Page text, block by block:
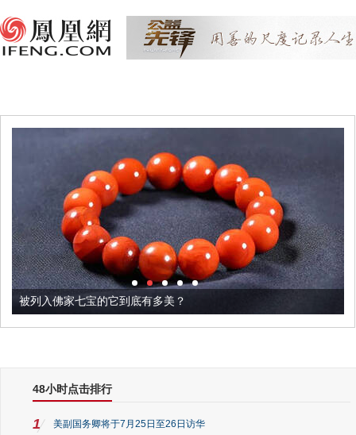
被列入佛家七宝的它到底有多美？
48小时点击排行
1 美副国务卿将于7月25日至26日访华